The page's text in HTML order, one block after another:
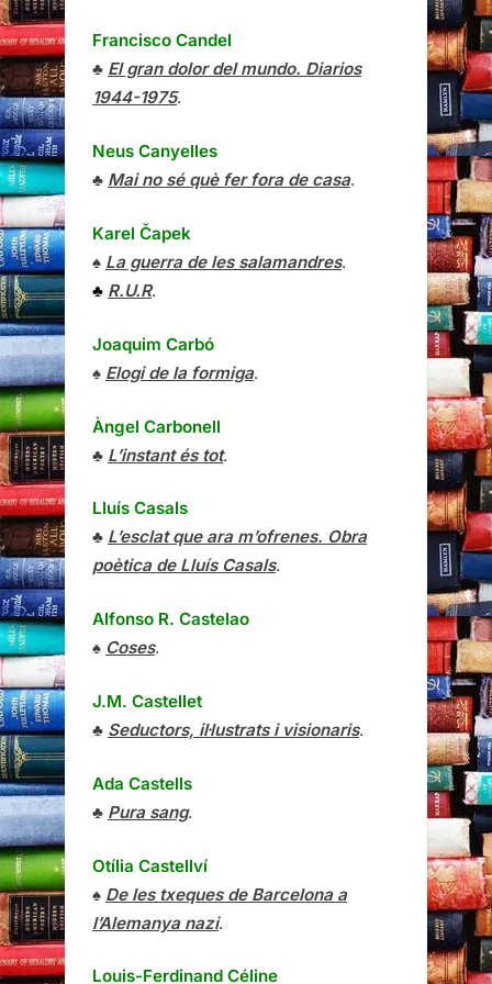
Francisco Candel
♣ El gran dolor del mundo. Diarios
1944-1975.
Neus Canyelles
♣ Mai no sé què fer fora de casa.
Karel Čapek
♠ La guerra de les salamandres.
♣ R.U.R.
Joaquim Carbó
♠ Elogi de la formiga.
Àngel Carbonell
♣ L’instant és tot.
Lluís Casals
♣ L’esclat que ara m’ofrenes. Obra
poètica de Lluís Casals.
Alfonso R. Castelao
♠ Coses.
J.M. Castellet
♣ Seductors, il·lustrats i visionaris.
Ada Castells
♣ Pura sang.
Otília Castellví
♠ De les txeques de Barcelona a
l’Alemanya nazi.
Louis-Ferdinand Céline